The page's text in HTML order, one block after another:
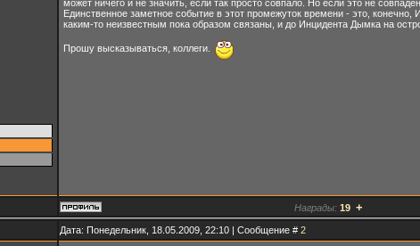
может ничего и не значить, если так просто совпало. Но если это не
Единственное заметное событие в этот промежуток времени - это,
каким-то неизвестным пока образом связаны, и до Инцидента Дымка на
Прошу высказываться, коллеги.
Награды: 19 +
Дата: Понедельник, 18.05.2009, 22:10 | Сообщение # 2